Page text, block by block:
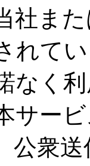
社ま
れて
なく
サー
公衆